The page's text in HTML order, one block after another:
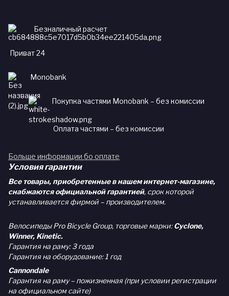
Безналичный расчет
Приват 24
Monobank
Покупка частями Monobank – без комиссии
Оплата частями – без комиссии
Больше информации бо оплате
Условия гарантии
Все товары, приобретенные в нашем интернет-магазине,
снабжаются официальной гарантией, срок которой
устанавливается фирмой – производителем.
Велосипеды Pro Bicycle Group, торговые марки:Cyclone,
Winner, Kinetic.
Гарантия на раму: 3 года
Гарантия на оборудование: 1 год
Cannondale
Гарантия на раму – пожизненная (при условии регистрации
на официальном сайте)